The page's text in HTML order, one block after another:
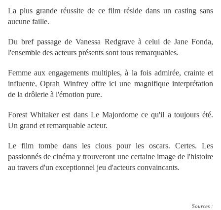
La plus grande réussite de ce film réside dans un casting sans
aucune faille.
Du bref passage de Vanessa Redgrave à celui de Jane Fonda,
l'ensemble des acteurs présents sont tous remarquables.
Femme aux engagements multiples, à la fois admirée, crainte et
influente, Oprah Winfrey offre ici une magnifique interprétation
de la drôlerie à l'émotion pure.
Forest Whitaker est dans Le Majordome ce qu'il a toujours été.
Un grand et remarquable acteur.
Le film tombe dans les clous pour les oscars. Certes. Les
passionnés de cinéma y trouveront une certaine image de l'histoire
au travers d'un exceptionnel jeu d'acteurs convaincants.
Sources :